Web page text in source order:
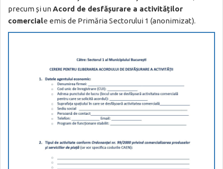
precum și unAcord de desfășurare a activităților
comerciale emis de Primăria Sectorului 1 (anonimizat).